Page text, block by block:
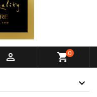
 shopping_cart0